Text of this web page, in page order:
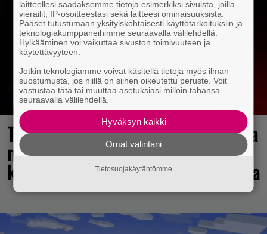
Tulevasta Resident Evil -uusioversiosta
näyttäisi tulevan menestys – jo yli
kahden miljoonan pelaajan toivelistalla
laitteellesi saadaksemme tietoja esimerkiksi sivuista, joilla
vierailit, IP-osoitteestasi sekä laitteesi ominaisuuksista.
Pääset tutustumaan yksityiskohtaisesti käyttötarkoituksiin ja
teknologiakumppaneihimme seuraavalla välilehdellä.
Hylkääminen voi vaikuttaa sivuston toimivuuteen ja
käytettävyyteen.
Jotkin teknologiamme voivat käsitellä tietoja myös ilman
suostumusta, jos niillä on siihen oikeutettu peruste. Voit
vastustaa tätä tai muuttaa asetuksiasi milloin tahansa
seuraavalla välilehdellä.
Hyväksyn kaikki
Omat valintani
Tietosuojakäytäntömme